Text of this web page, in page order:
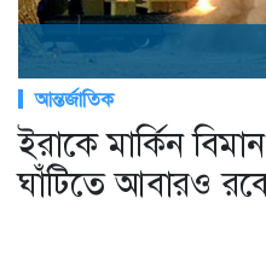
আন্তর্জাতিক
ইরাকে মার্কিন বিমান
ঘাঁটিতে আবারও